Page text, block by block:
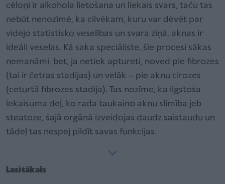
cēloņi ir alkohola lietošana un liekais svars, taču tas
nebūt nenozīmē, ka cilvēkam, kuru var dēvēt par
vidējo statistisko veselības un svara ziņā, aknas ir
ideāli veselas. Kā saka speciāliste, šie procesi sākas
nemanāmi, bet, ja netiek apturēti, noved pie fibrozes
(tai ir četras stadijas) un vēlāk – pie aknu cirozes
(ceturtā fibrozes stadija). Tas nozīmē, ka ilgstoša
iekaisuma dēļ, ko rada taukaino aknu slimība jeb
steatoze, šajā orgānā izveidojas daudz saistaudu un
tādēļ tas nespēj pildīt savas funkcijas.
Lasītākais